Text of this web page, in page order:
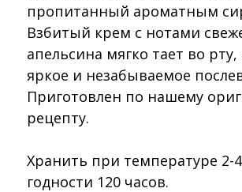
пропитанный ароматным
Взбитый крем с нотами
апельсина мягко тает во рту,
яркое и незабываемое
Приготовлен по нашему
рецепту.
Хранить при температуре 2-
годности 120 часов.